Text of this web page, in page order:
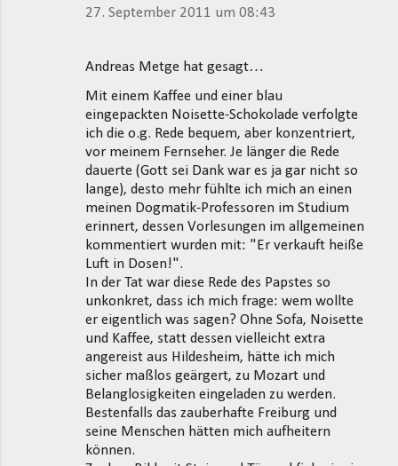
27. September 2011 um 08:43
Andreas Metge hat gesagt…
Mit einem Kaffee und einer blau
eingepackten Noisette-Schokolade verfolgte
ich die o.g. Rede bequem, aber konzentriert,
vor meinem Fernseher. Je länger die Rede
dauerte (Gott sei Dank war es ja gar nicht so
lange), desto mehr fühlte ich mich an einen
meinen Dogmatik-Professoren im Studium
erinnert, dessen Vorlesungen im allgemeinen
kommentiert wurden mit: "Er verkauft heiße
Luft in Dosen!".
In der Tat war diese Rede des Papstes so
unkonkret, dass ich mich frage: wem wollte
er eigentlich was sagen? Ohne Sofa, Noisette
und Kaffee, statt dessen vielleicht extra
angereist aus Hildesheim, hätte ich mich
sicher maßlos geärgert, zu Mozart und
Belanglosigkeiten eingeladen zu werden.
Bestenfalls das zauberhafte Freiburg und
seine Menschen hätten mich aufheitern
können.